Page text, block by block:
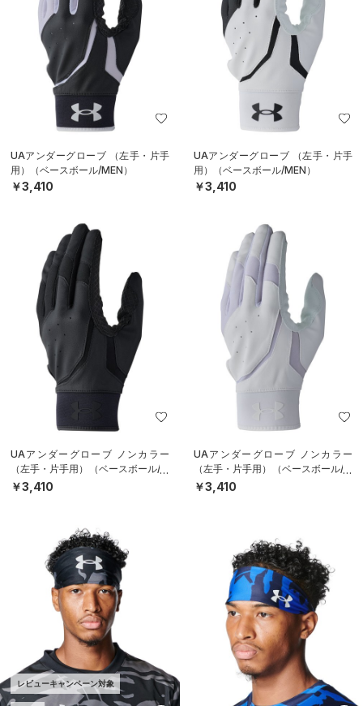
UAアンダーグローブ （左手・片手
用）（ベースボール/MEN）
￥3,410
UAアンダーグローブ （左手・片手
用）（ベースボール/MEN）
￥3,410
UAアンダーグローブ ノンカラー
（左手・片手用）（ベースボール/M
EN）
￥3,410
UAアンダーグローブ ノンカラー
（左手・片手用）（ベースボール/M
EN）
￥3,410
レビューキャンペーン対象